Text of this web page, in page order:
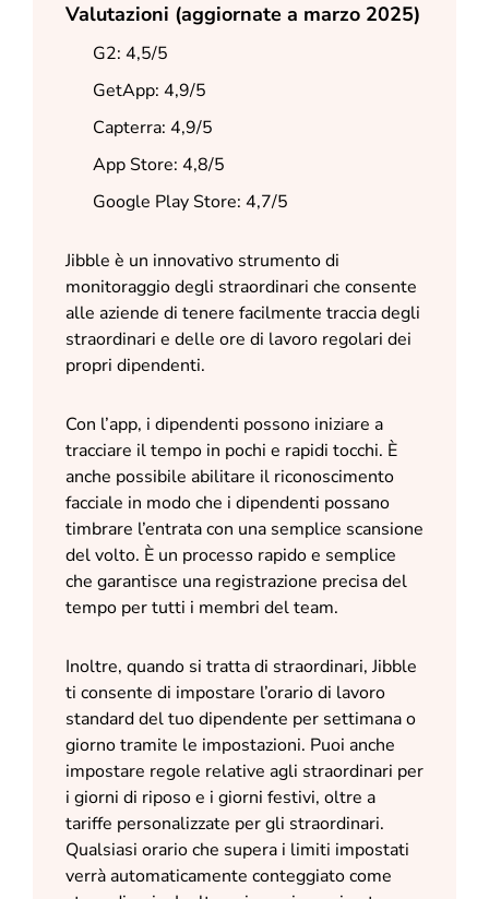
Valutazioni (aggiornate a marzo 2025)
G2: 4,5/5
GetApp: 4,9/5
Capterra: 4,9/5
App Store: 4,8/5
Google Play Store: 4,7/5
Jibble è un innovativo strumento di
monitoraggio degli straordinari che consente
alle aziende di tenere facilmente traccia degli
straordinari e delle ore di lavoro regolari dei
propri dipendenti.
Con l’app, i dipendenti possono iniziare a
tracciare il tempo in pochi e rapidi tocchi. È
anche possibile abilitare il riconoscimento
facciale in modo che i dipendenti possano
timbrare l’entrata con una semplice scansione
del volto. È un processo rapido e semplice
che garantisce una registrazione precisa del
tempo per tutti i membri del team.
Inoltre, quando si tratta di straordinari, Jibble
ti consente di impostare l’orario di lavoro
standard del tuo dipendente per settimana o
giorno tramite le impostazioni. Puoi anche
impostare regole relative agli straordinari per
i giorni di riposo e i giorni festivi, oltre a
tariffe personalizzate per gli straordinari.
Qualsiasi orario che supera i limiti impostati
verrà automaticamente conteggiato come